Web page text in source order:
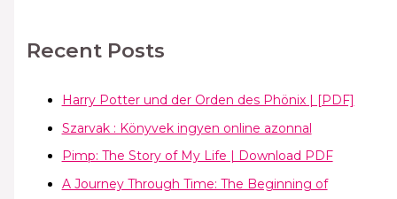
Recent Posts
Harry Potter und der Orden des Phönix | [PDF]
Szarvak : Könyvek ingyen online azonnal
Pimp: The Story of My Life | Download PDF
A Journey Through Time: The Beginning of